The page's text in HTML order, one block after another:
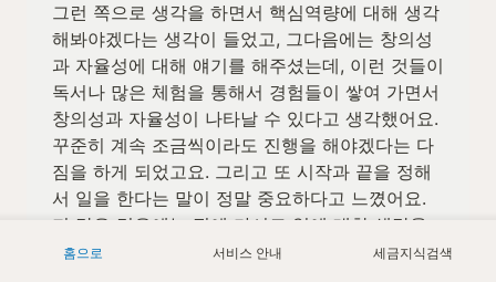
그런 쪽으로 생각을 하면서 핵심역량에 대해 생각
해봐야겠다는 생각이 들었고, 그다음에는 창의성
과 자율성에 대해 얘기를 해주셨는데, 이런 것들이
독서나 많은 체험을 통해서 경험들이 쌓여 가면서
창의성과 자율성이 나타날 수 있다고 생각했어요.
꾸준히 계속 조금씩이라도 진행을 해야겠다는 다
짐을 하게 되었고요. 그리고 또 시작과 끝을 정해
서 일을 한다는 말이 정말 중요하다고 느꼈어요.
저 같은 경우에는 집에 가서도 일에 대한 생각을
많이 하는 편이었거든요. 그런데 이 강의를 들으면
홈으로 서비스 안내 세금지식검색